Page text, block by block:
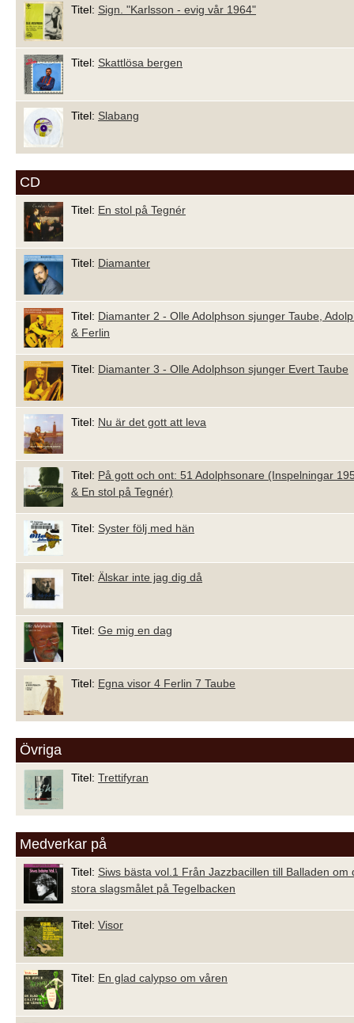
Titel: Sign. "Karlsson - evig vår 1964"
Titel: Skattlösa bergen
Titel: Slabang
CD
Titel: En stol på Tegnér
Titel: Diamanter
Titel: Diamanter 2 - Olle Adolphson sjunger Taube,
& Ferlin
Titel: Diamanter 3 - Olle Adolphson sjunger Evert Taube
Titel: Nu är det gott att leva
Titel: På gott och ont: 51 Adolphsonare (Inspelningar
& En stol på Tegnér)
Titel: Syster följ med hän
Titel: Älskar inte jag dig då
Titel: Ge mig en dag
Titel: Egna visor 4 Ferlin 7 Taube
Övriga
Titel: Trettifyran
Medverkar på
Titel: Siws bästa vol.1 Från Jazzbacillen till Balladen om
stora slagsmålet på Tegelbacken
Titel: Visor
Titel: En glad calypso om våren